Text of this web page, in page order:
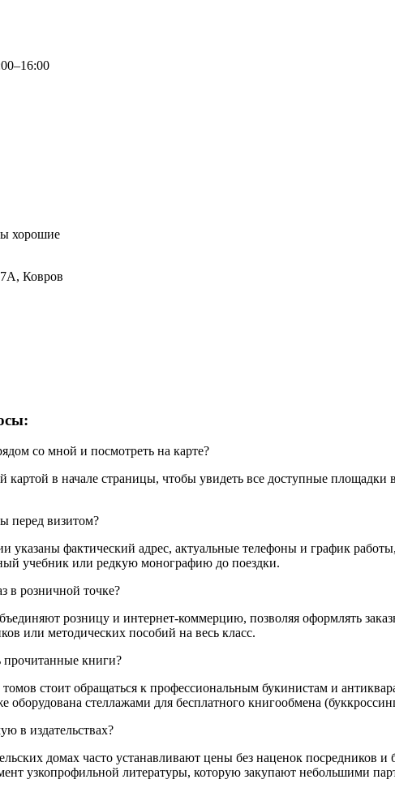
хорошие
Ковров
со мной и посмотреть на карте?
картой в начале страницы, чтобы увидеть все доступные
перед визитом?
указаны фактический адрес, актуальные телефоны и график
учебник или редкую монографию до поездки.
в розничной точке?
розницу и интернет-коммерцию, позволяя оформлять
или методических пособий на весь класс.
прочитанные книги?
стоит обращаться к профессиональным букинистам и
оборудована стеллажами для бесплатного книгообмена
в издательствах?
домах часто устанавливают цены без наценок посредников
узкопрофильной литературы, которую закупают небольшими